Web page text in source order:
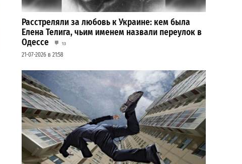
Расстреляли за любовь к Украине: кем была
Елена Телига, чьим именем назвали переулок в
Одессе
13
21-07-2026 в 21:58